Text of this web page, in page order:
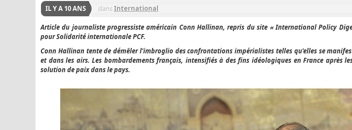
IL Y A 10 ANS dansInternational
Article du journaliste progressiste américain Conn Hallinan, repris du site « International Policy
pour Solidarité internationale PCF.
Conn Hallinan tente de démêler l’imbroglio des confrontations impérialistes telles qu’elles se
et dans les airs. Les bombardements français, intensifiés à des fins idéologiques en France après
solution de paix dans le pays.